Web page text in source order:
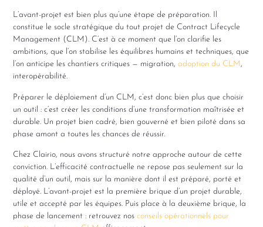
L’avant-projet est bien plus qu’une étape de préparation. Il
constitue le socle stratégique du tout projet de Contract Lifecycle
Management (CLM). C’est à ce moment que l’on clarifie les
ambitions, que l’on stabilise les équilibres humains et techniques, que
l’on anticipe les chantiers critiques — migration,adoption du CLM,
interopérabilité.
Préparer le déploiement d’un CLM, c’est donc bien plus que choisir
un outil : c’est créer les conditions d’une transformation maîtrisée et
durable. Un projet bien cadré, bien gouverné et bien piloté dans sa
phase amont a toutes les chances de réussir.
Chez Clairio, nous avons structuré notre approche autour de cette
conviction. L’efficacité contractuelle ne repose pas seulement sur la
qualité d’un outil, mais sur la manière dont il est préparé, porté et
déployé. L’avant-projet est la première brique d’un projet durable,
utile et accepté par les équipes. Puis place à la deuxième brique, la
phase de lancement : retrouvez nosconseils opérationnels pour